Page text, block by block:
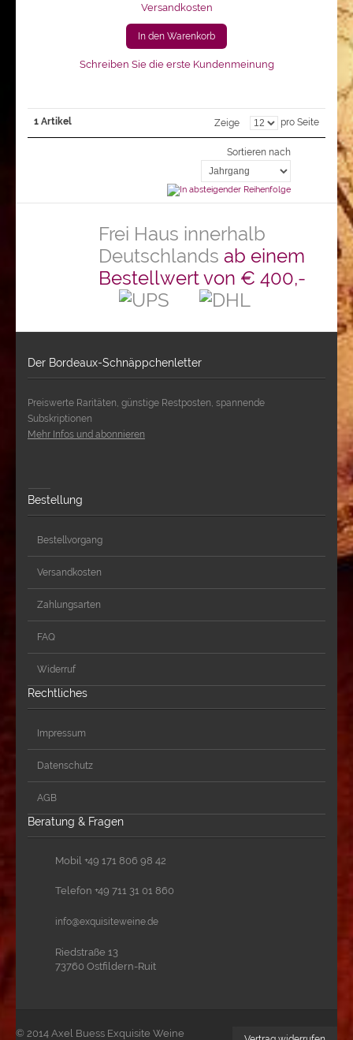
Versandkosten
In den Warenkorb
Schreiben Sie die erste Kundenmeinung
1 Artikel Zeige pro Seite
Sortieren nach
Frei Haus innerhalb
Deutschlands ab einem
Bestellwert von € 400,-
Der Bordeaux-Schnäppchenletter
Preiswerte Raritäten, günstige Restposten, spannende
Subskriptionen
Mehr Infos und abonnieren
Bestellung
Bestellvorgang
Versandkosten
Zahlungsarten
FAQ
Widerruf
Rechtliches
Impressum
Datenschutz
AGB
Beratung & Fragen
Mobil +49 171 806 98 42
Telefon +49 711 31 01 860
info@exquisiteweine.de
Riedstraße 13
73760 Ostfildern-Ruit
© 2014 Axel Buess Exquisite Weine